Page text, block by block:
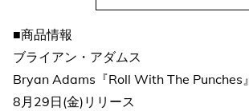
■商品情報
ブライアン・アダムス
Bryan Adams『Roll With The Punches』
8月29日(金)リリース